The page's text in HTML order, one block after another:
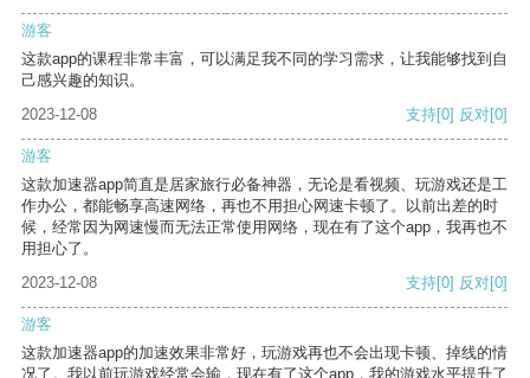
游客
这款app的课程非常丰富，可以满足我不同的学习需求，让我能够找到自
己感兴趣的知识。
2023-12-08
支持[0] 反对[0]
游客
这款加速器app简直是居家旅行必备神器，无论是看视频、玩游戏还是工
作办公，都能畅享高速网络，再也不用担心网速卡顿了。以前出差的时
候，经常因为网速慢而无法正常使用网络，现在有了这个app，我再也不
用担心了。
2023-12-08
支持[0] 反对[0]
游客
这款加速器app的加速效果非常好，玩游戏再也不会出现卡顿、掉线的情
况了。我以前玩游戏经常会输，现在有了这个app，我的游戏水平提升了